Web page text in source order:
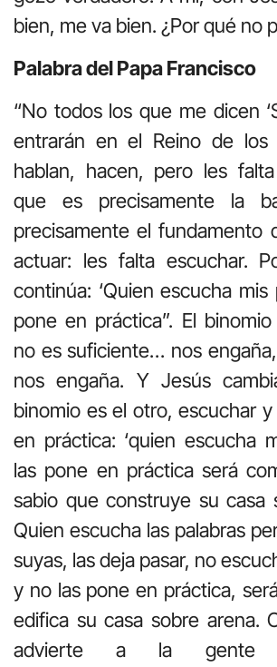
bien, me va bien. ¿Por qué no
Palabra del Papa Francisco
“No todos los que me dicen
entrarán en el Reino de los
hablan, hacen, pero les
que es precisamente la
precisamente el fundamento
actuar: les falta escuchar.
continúa: ‘Quien escucha mis
pone en práctica”. El
no es suficiente… nos
nos engaña. Y Jesús
binomio es el otro, escuchar
en práctica: ‘quien escucha
las pone en práctica será
sabio que construye su casa
Quien escucha las palabras
suyas, las deja pasar, no
y no las pone en práctica,
edifica su casa sobre arena.
advierte a la gente